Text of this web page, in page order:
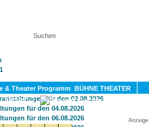
BÜHNE THEATER
SPORT
Anzeige